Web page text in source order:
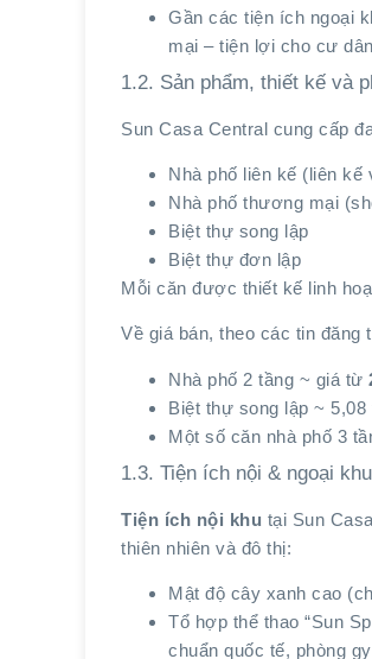
Gần các tiện ích ngoại
mại – tiện lợi cho cư dân
1.2. Sản phẩm, thiết kế và
Sun Casa Central cung cấp
Nhà phố liên kế (liên
Nhà phố thương mại
Biệt thự song lập
Biệt thự đơn lập
Mỗi căn được thiết kế linh
Về giá bán, theo các tin đăng
Nhà phố 2 tầng ~ giá từ
Biệt thự song lập ~
Một số căn nhà phố 3
1.3. Tiện ích nội & ngoại khu
Tiện ích nội khu tại Sun
thiên nhiên và đô thị:
Mật độ cây xanh cao
Tổ hợp thể thao “Sun
chuẩn quốc tế, phòng